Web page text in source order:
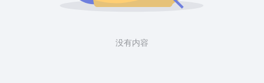
没有内容